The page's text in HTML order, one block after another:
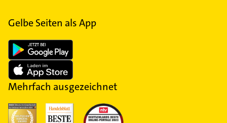
Gelbe Seiten als App
Mehrfach ausgezeichnet